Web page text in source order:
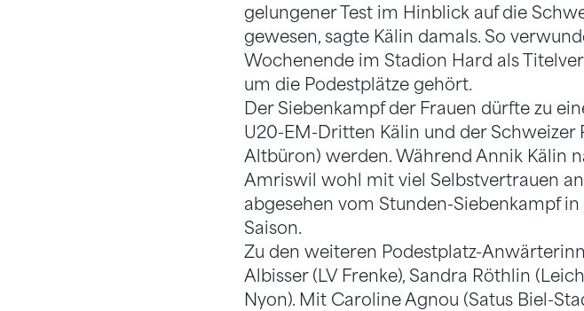
gelungener Test im Hinblick auf die
gewesen, sagte Kälin damals. So
Wochenende im Stadion Hard als
um die Podestplätze gehört.
Der Siebenkampf der Frauen dürfte zu
U20-EM-Dritten Kälin und der
Altbüron) werden. Während Annik Kälin
Amriswil wohl mit viel Selbstvertrauen
abgesehen vom Stunden-Siebenkampf
Saison.
Zu den weiteren Podestplatz-
Albisser (LV Frenke), Sandra Röthlin
Nyon). Mit Caroline Agnou (Satus Biel-